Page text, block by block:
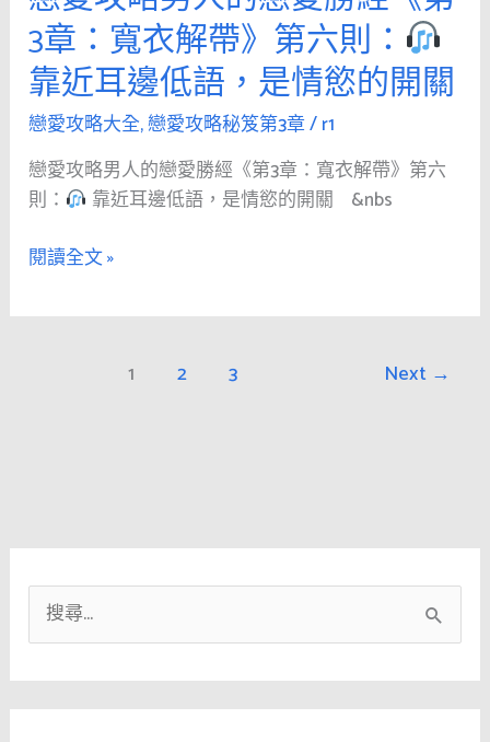
不
如
輕
語
入
耳
章：
寬
衣
解
帶》
第
七
則：
🖐
輕
3章：寬衣解帶》第六則：
靠近耳邊低語，是情慾的開關
戀愛攻略大全,戀愛攻略秘笈第3章/r1
戀愛攻略男人的戀愛勝經《第3章：寬衣解帶》第六
則：
靠近耳邊低語，是情慾的開關 &nbs
愛
攻
略
男
人
的
戀
勝
《第
六
則：
靠
閱讀全文 »
1 2 3 Next →
尋
關